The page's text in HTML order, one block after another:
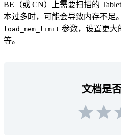
BE（或 CN）上需要扫描的
本过多时，可能会导致内存不足
load_mem_limit 参数，设置更大
等。
文档是